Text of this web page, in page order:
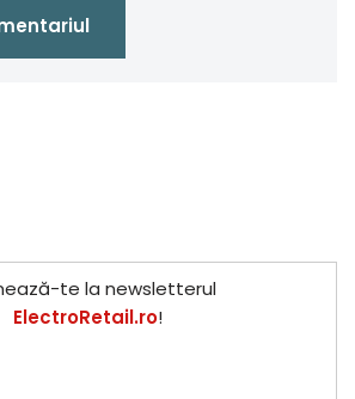
te la newsletterul
ElectroRetail.ro!